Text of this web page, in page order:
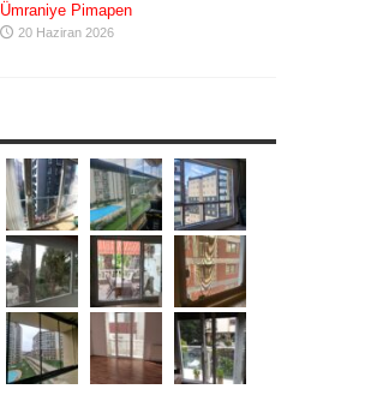
Ümraniye Pimapen
20 Haziran 2026